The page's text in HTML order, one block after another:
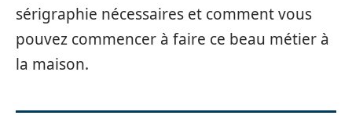
sérigraphie nécessaires et comment vous
pouvez commencer à faire ce beau métier à
la maison.